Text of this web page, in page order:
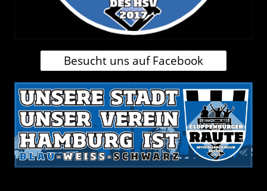
Besucht uns auf Facebook